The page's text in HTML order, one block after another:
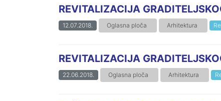
REVITALIZACIJA
12.07.2018. Oglasna ploča Arhitektura
REVITALIZACIJA
22.06.2018. Oglasna ploča Arhitektura